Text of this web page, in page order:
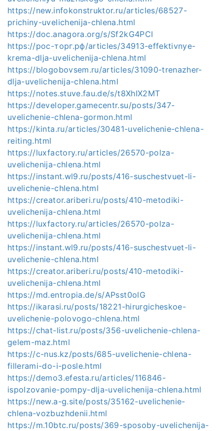
https://new.infokonstruktor.ru/articles/68527-
prichiny-uvelichenija-chlena.html
https://doc.anagora.org/s/Sf2kG4PCI
https://рос-торг.рф/articles/34913-effektivnye-
krema-dlja-uvelichenija-chlena.html
https://blogobovsem.ru/articles/31090-trenazher-
dlja-uvelichenija-chlena.html
https://notes.stuve.fau.de/s/t8XhIX2MT
https://developer.gamecentr.su/posts/347-
uvelichenie-chlena-gormon.html
https://kinta.ru/articles/30481-uvelichenie-chlena-
reiting.html
https://luxfactory.ru/articles/26570-polza-
uvelichenija-chlena.html
https://instant.wl9.ru/posts/416-suschestvuet-li-
uvelichenie-chlena.html
https://creator.ariberi.ru/posts/410-metodiki-
uvelichenija-chlena.html
https://luxfactory.ru/articles/26570-polza-
uvelichenija-chlena.html
https://instant.wl9.ru/posts/416-suschestvuet-li-
uvelichenie-chlena.html
https://creator.ariberi.ru/posts/410-metodiki-
uvelichenija-chlena.html
https://md.entropia.de/s/APsst0olG
https://ikarasi.ru/posts/18221-hirurgicheskoe-
uvelichenie-polovogo-chlena.html
https://chat-list.ru/posts/356-uvelichenie-chlena-
gelem-maz.html
https://c-nus.kz/posts/685-uvelichenie-chlena-
fillerami-do-i-posle.html
https://demo3.efesta.ru/articles/116846-
ispolzovanie-pompy-dlja-uvelichenija-chlena.html
https://new.a-g.site/posts/35162-uvelichenie-
chlena-vozbuzhdenii.html
https://m.10btc.ru/posts/369-sposoby-uvelichenija-